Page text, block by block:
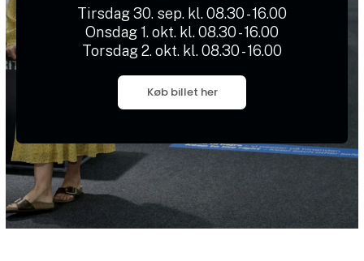
Tirsdag 30. sep. kl. 08.30 - 16.00
Onsdag 1. okt. kl. 08.30 - 16.00
Torsdag 2. okt. kl. 08.30 - 16.00
Køb billet her